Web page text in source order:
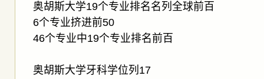
奥胡斯大学19个专业排名名列全球前百
6个专业挤进前50
46个专业中19个专业排名前百
奥胡斯大学牙科学位列17